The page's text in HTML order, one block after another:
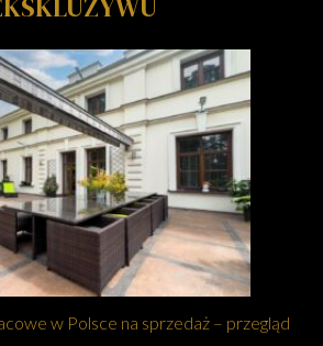
w Polsce na sprzedaż – przegląd